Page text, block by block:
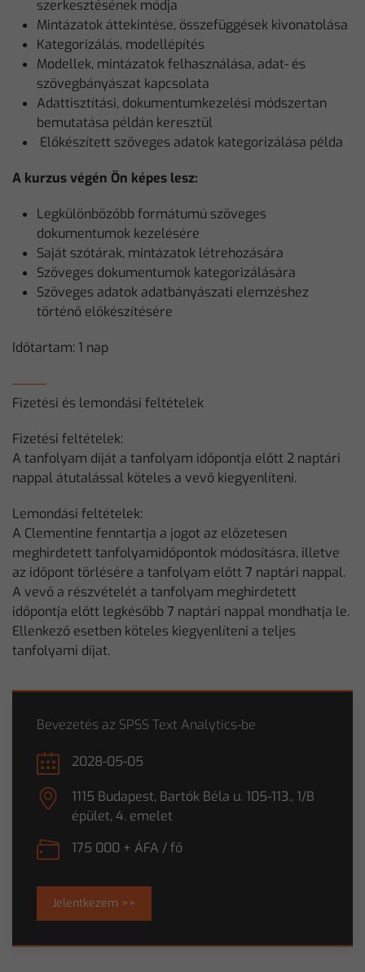
szerkesztésének módja
Mintázatok áttekintése, összefüggések kivonatolása
Kategorizálás, modellépítés
Modellek, mintázatok felhasználása, adat- és
szövegbányászat kapcsolata
Adattisztítási, dokumentumkezelési módszertan
bemutatása példán keresztül
Előkészített szöveges adatok kategorizálása példa
A kurzus végén Ön képes lesz:
Legkülönbözőbb formátumú szöveges
dokumentumok kezelésére
Saját szótárak, mintázatok létrehozására
Szöveges dokumentumok kategorizálására
Szöveges adatok adatbányászati elemzéshez
történő előkészítésére
Időtartam: 1 nap
Fizetési és lemondási feltételek
Fizetési feltételek:
A tanfolyam díját a tanfolyam időpontja előtt 2 naptári
nappal átutalással köteles a vevő kiegyenlíteni.
Lemondási feltételek:
A Clementine fenntartja a jogot az előzetesen
meghirdetett tanfolyamidőpontok módosításra, illetve
az időpont törlésére a tanfolyam előtt 7 naptári nappal.
A vevő a részvételét a tanfolyam meghirdetett
időpontja előtt legkésőbb 7 naptári nappal mondhatja le.
Ellenkező esetben köteles kiegyenlíteni a teljes
tanfolyami díjat.
Bevezetés az SPSS Text Analytics-be
2028-05-05
1115 Budapest, Bartók Béla u. 105-113., 1/B
épület, 4. emelet
175 000 + ÁFA / fő
Jelentkezem >>